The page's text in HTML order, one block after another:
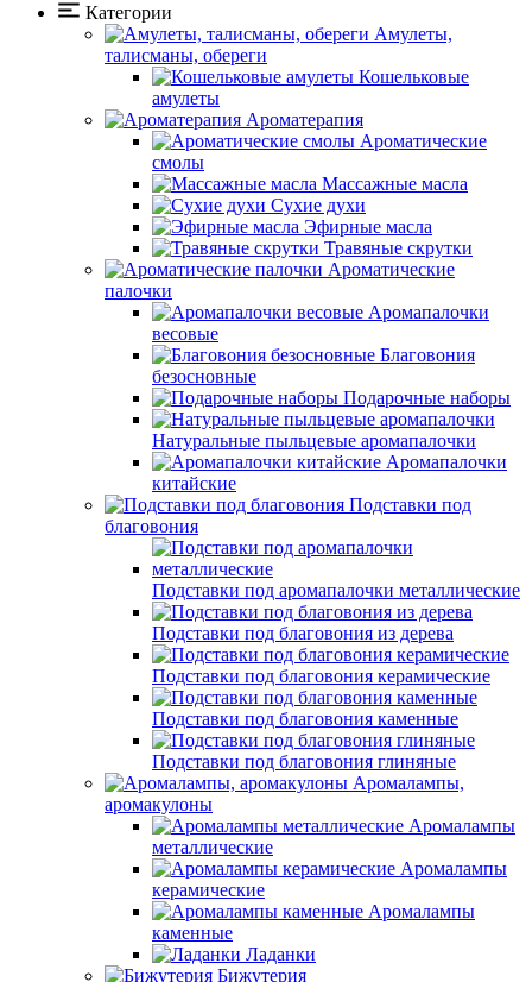
Категории
Амулеты,
талисманы, обереги
Кошельковые
амулеты
Ароматерапия
Ароматические
смолы
Массажные масла
Сухие духи
Эфирные масла
Травяные скрутки
Ароматические
палочки
Аромапалочки
весовые
Благовония
безосновные
Подарочные наборы
Натуральные пыльцевые аромапалочки
Аромапалочки
китайские
Подставки под
благовония
Подставки под аромапалочки металлические
Подставки под благовония из дерева
Подставки под благовония керамические
Подставки под благовония каменные
Подставки под благовония глиняные
Аромалампы,
аромакулоны
Аромалампы
металлические
Аромалампы
керамические
Аромалампы
каменные
Ладанки
Бижутерия